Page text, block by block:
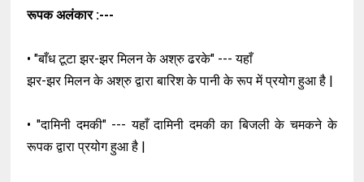
रूपक अलंकार :---
• "बाँध टूटा झर-झर मिलन के अश्रु ढरके" --- यहाँ
झर-झर मिलन के अश्रु द्वारा बारिश के पानी के रूप में प्रयोग हुआ है |
• "दामिनी दमकी" --- यहाँ दामिनी दमकी का बिजली के चमकने के
रूपक द्वारा प्रयोग हुआ है |